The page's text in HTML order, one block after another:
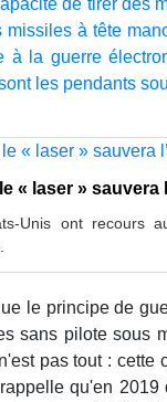
missiles à tête
à la guerre
les pendants
« laser » sauvera
Unis ont recours
le principe de
sans pilote sous
pas tout : cette
qu'en 2019